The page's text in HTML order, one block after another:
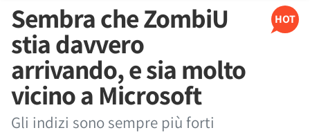
HOT
Sembra che ZombiU
stia davvero
arrivando, e sia molto
vicino a Microsoft
Gli indizi sono sempre più forti